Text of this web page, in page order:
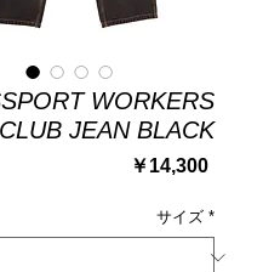
WORKERS
CLUB JEAN BLACK
￥14,300価
サイズ *